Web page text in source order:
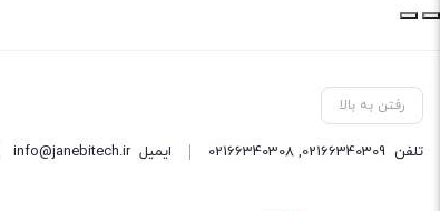
رفتن به بالا
تلفن 02166340309
,
02166340308 ایمیلinfo@janebitech.ir